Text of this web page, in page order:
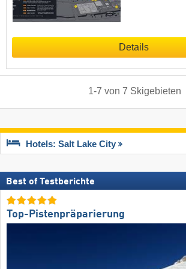
Details
1-7 von 7 Skigebieten
Hotels: Salt Lake City
Best of Testberichte
Top-Pistenpräparierung